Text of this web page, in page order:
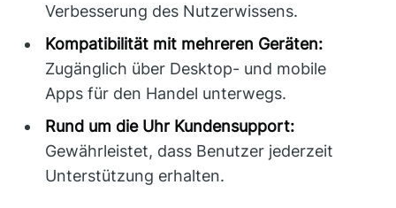
Verbesserung des Nutzerwissens.
Kompatibilität mit mehreren Geräten:
Zugänglich über Desktop- und mobile
Apps für den Handel unterwegs.
Rund um die Uhr Kundensupport:
Gewährleistet, dass Benutzer jederzeit
Unterstützung erhalten.